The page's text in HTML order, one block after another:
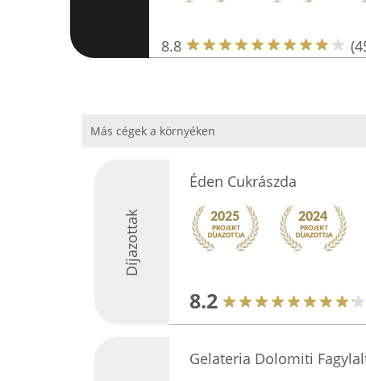
8.8
Más cégek a környéken
Díjazottak
Éden Cukrászda
8.2
Gelateria Dolomiti